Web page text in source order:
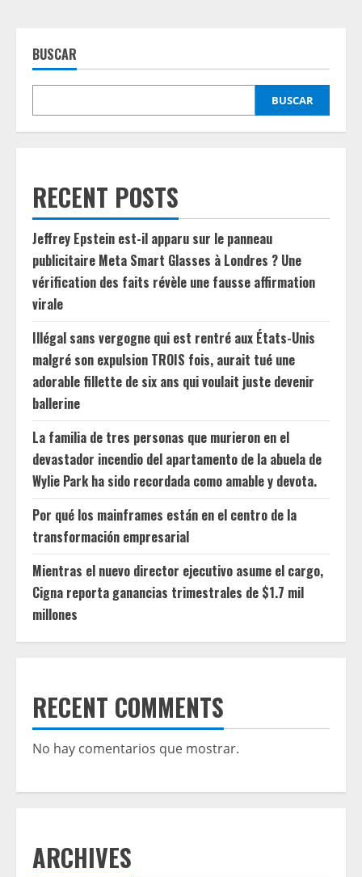
BUSCAR
BUSCAR
RECENT POSTS
Jeffrey Epstein est-il apparu sur le panneau
publicitaire Meta Smart Glasses à Londres ? Une
vérification des faits révèle une fausse affirmation
virale
Illégal sans vergogne qui est rentré aux États-Unis
malgré son expulsion TROIS fois, aurait tué une
adorable fillette de six ans qui voulait juste devenir
ballerine
La familia de tres personas que murieron en el
devastador incendio del apartamento de la abuela de
Wylie Park ha sido recordada como amable y devota.
Por qué los mainframes están en el centro de la
transformación empresarial
Mientras el nuevo director ejecutivo asume el cargo,
Cigna reporta ganancias trimestrales de $1.7 mil
millones
RECENT COMMENTS
No hay comentarios que mostrar.
ARCHIVES